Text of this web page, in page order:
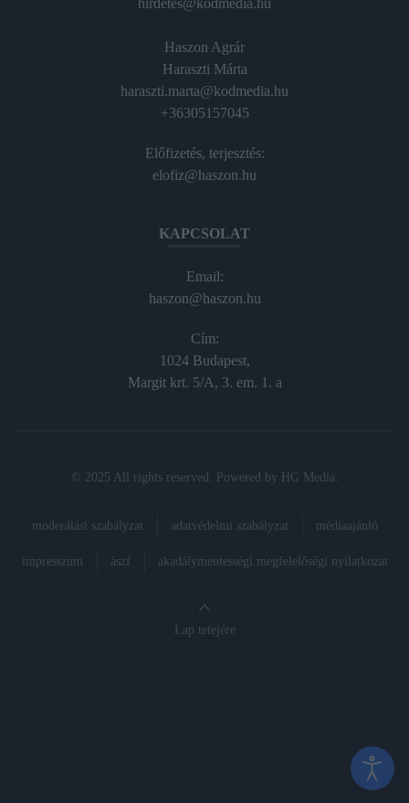
Haszon Agrár
Haraszti Márta
haraszti.marta@kodmedia.hu
+36305157045
Előfizetés, terjesztés:
elofiz@haszon.hu
KAPCSOLAT
Email:
haszon@haszon.hu
Cím:
1024 Budapest,
Margit krt. 5/A, 3. em. 1. a
© 2025 All rights reserved. Powered by HG Media
moderálási szabályzat adatvédelmi szabályzat médiaajánló
impresszum ászf akadálymentességi megfelelőségi nyilatkozat
Lap tetejére